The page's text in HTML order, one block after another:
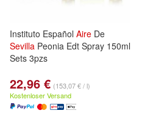
Instituto Español Aire De
Sevilla Peonia Edt Spray 150ml
Sets 3pzs
22,96 € (153,07 € / l)
Kostenloser Versand